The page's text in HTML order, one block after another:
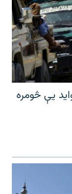
یې څومره